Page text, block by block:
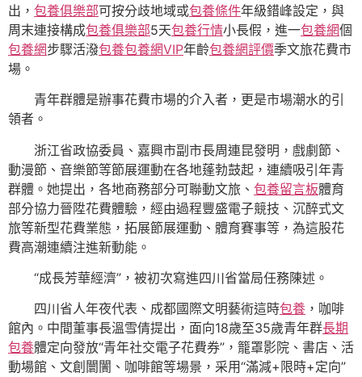
出， 包養俱樂部可按分歧地域或包養條件年級錯峰設定，與
周末連接構成包養俱樂部5天包養行情小長假，進一包養網個
包養網步驟活潑包養包養網VIP年齡包養網評價季文旅花費市
場。
青年群體是辦事花費市場的介入者，更是市場潮水的引
領者。
浙江省政協委員、嘉興市副市長周連昆發明，戲劇節、
動漫節、音樂節等節展運動在各地蓬勃鼓起，連續吸引年青
群體。她提出，各地商務部分可聯動文旅、 包養留言板體育
部分協力晉陞花費體驗，經由過程豐盛電子競技、沉醉式文
旅等新型花費業態，拓展節展運動、體育賽事等，為這股花
費高潮連續注進新動能。
“成長芳華經濟”，被初次寫進四川省當局任務陳述。
四川省人年夜代表、成都國際文明藝術這時包養 ，咖啡
館內。中間董事長溫雪倩提出，面向18歲至35歲青年群長期
包養體定向發放“青年社交電子花費券”，籠罩影院、書店、活
動場館、文創闤闠、咖啡館等場景，采用“滿減+限時+定向”